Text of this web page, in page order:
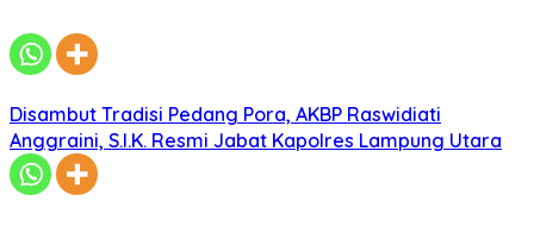
Disambut Tradisi Pedang Pora, AKBP Raswidiati
Anggraini, S.I.K. Resmi Jabat Kapolres Lampung Utara